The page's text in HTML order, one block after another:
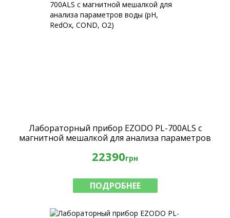
Лабораторный прибор EZODO PL-700ALS с
магнитной мешалкой для анализа параметров
22390грн
ПОДРОБНЕЕ